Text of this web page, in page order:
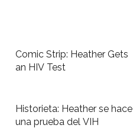
Comic Strip: Heather Gets
an HIV Test
Historieta: Heather se hace
una prueba del VIH